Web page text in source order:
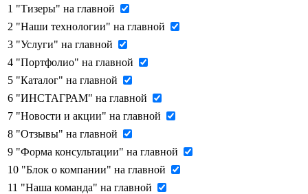
1 "Тизеры" на главной
2 "Наши технологии" на главной
3 "Услуги" на главной
4 "Портфолио" на главной
5 "Каталог" на главной
6 "ИНСТАГРАМ" на главной
7 "Новости и акции" на главной
8 "Отзывы" на главной
9 "Форма консультации" на главной
10 "Блок о компании" на главной
11 "Наша команда" на главной